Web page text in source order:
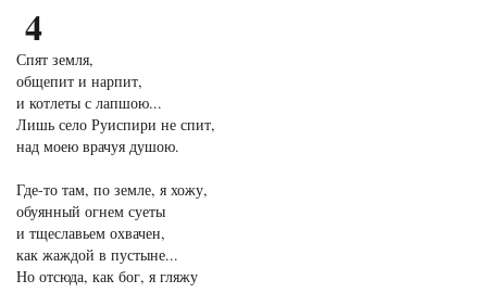
4
Спят земля,
общепит и нарпит,
и котлеты с лапшою...
Лишь село Руиспири не спит,
над моею врачуя душою.
Где-то там, по земле, я хожу,
обуянный огнем суеты
и тщеславьем охвачен,
как жаждой в пустыне...
Но отсюда, как бог, я гляжу